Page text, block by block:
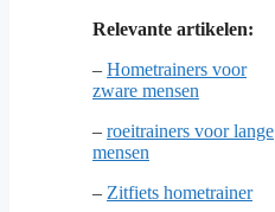
Relevante artikelen:
– Hometrainers voor
zware mensen
– roeitrainers voor lange
mensen
– Zitfiets hometrainer